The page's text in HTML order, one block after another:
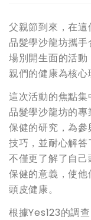
父親節到來，在
品髮學沙龍坊攜
場別開生面的活
親們的健康為核心
這次活動的焦點
品髮學沙龍坊的
保健的研究，為
技巧，並耐心解
不僅更了解了自
保健的意義，使
頭皮健康。
根據Yes123的調